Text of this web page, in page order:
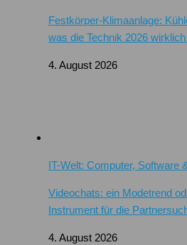
Festkörper-Klimaanlage:
was die Technik 2026
4. August 2026
IT-Welt: Computer, Software
Videochats: ein Modetrend
Instrument für die
4. August 2026